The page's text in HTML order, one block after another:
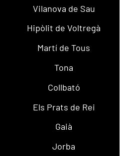
Vilanova de Sau
Hipòlit de Voltregà
Martí de Tous
Tona
Collbató
Els Prats de Rei
Gaià
Jorba